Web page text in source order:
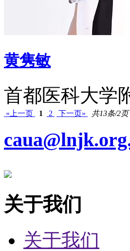
黄隽敏
首都医科大学
«上一页 1 2 下一页» 共13条/2页
关于我们
关于我们